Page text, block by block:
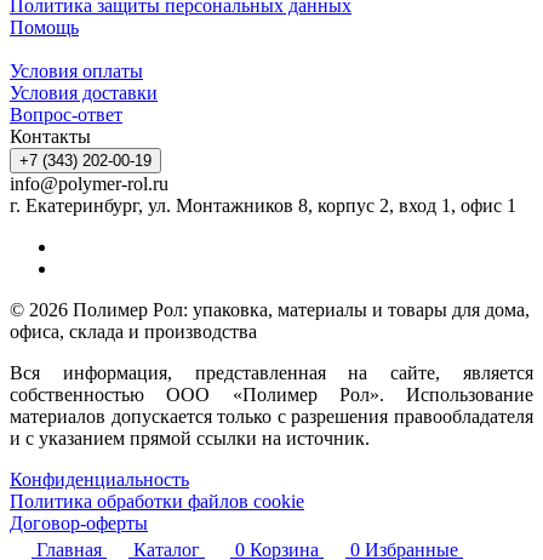
Политика защиты персональных данных
Помощь
Условия оплаты
Условия доставки
Вопрос-ответ
Контакты
+7 (343) 202-00-19
info@polymer-rol.ru
г. Екатеринбург, ул. Монтажников 8, корпус 2, вход 1, офис 1
© 2026 Полимер Рол: упаковка, материалы и товары для дома,
офиса, склада и производства
Вся информация, представленная на сайте, является
собственностью ООО «Полимер Рол». Использование
материалов допускается только с разрешения правообладателя
и с указанием прямой ссылки на источник.
Конфиденциальность
Политика обработки файлов cookie
Договор-оферты
Главная
Каталог 0 Корзина 0 Избранные